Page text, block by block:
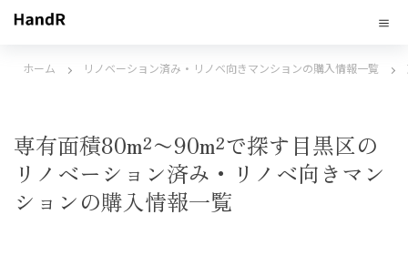
ホーム リノベーション済み・リノベ向きマンションの購入情報一覧
専有面積80m²〜90m²で探す目黒区の
リノベーション済み・リノベ向きマン
ションの購入情報一覧